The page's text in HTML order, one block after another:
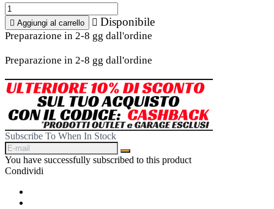
 Aggiungi al carrello  Disponibile
Preparazione in 2-8 gg dall'ordine
Preparazione in 2-8 gg dall'ordine
Subscribe To When In Stock
You have successfully subscribed to this product
Condividi